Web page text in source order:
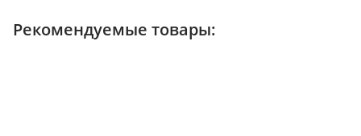
Рекомендуемые товары: